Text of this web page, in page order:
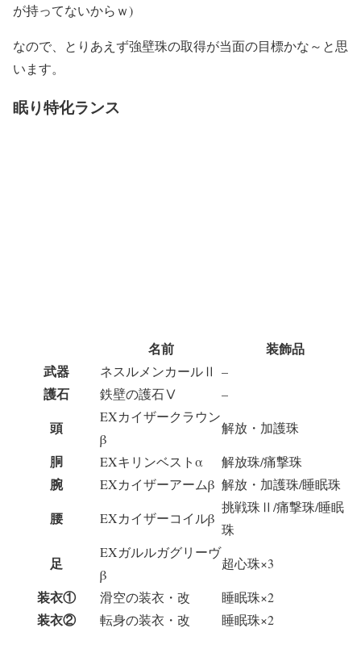
が持ってないからｗ)
なので、とりあえず強壁珠の取得が当面の目標かな～と思
います。
眠り特化ランス
名前
装飾品
武器
ネスルメンカールⅡ –
護石 鉄壁の護石Ⅴ –
頭
EXカイザークラウン
β
解放・加護珠
胴 EXキリンベストα 解放珠/痛撃珠
腕 EXカイザーアームβ 解放・加護珠/睡眠珠
腰 EXカイザーコイルβ
挑戦珠Ⅱ/痛撃珠/睡眠
珠
足
EXガルルガグリーヴ
β
超心珠×3
装衣① 滑空の装衣・改 睡眠珠×2
装衣② 転身の装衣・改 睡眠珠×2